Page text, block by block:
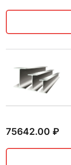
75642.00 ₽